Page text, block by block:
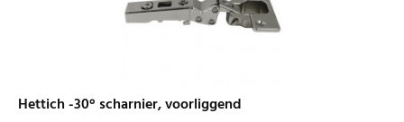
Hettich -30° scharnier, voorliggend